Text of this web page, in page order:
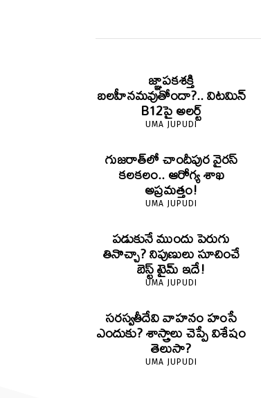
జ్ఞాపకశక్తి
బలహీనమవుతోందా?.. విటమిన్
B12పై అలర్ట్
UMA JUPUDI
గుజరాత్‌లో చాందీపుర వైరస్
కలకలం.. ఆరోగ్య శాఖ
అప్రమత్తం!
UMA JUPUDI
పడుకునే ముందు పెరుగు
తినొచ్చా? నిపుణులు సూచించే
బెస్ట్ టైమ్ ఇదే!
UMA JUPUDI
సరస్వతీదేవి వాహనం హంసే
ఎందుకు? శాస్త్రాలు చెప్పే విశేషం
తెలుసా?
UMA JUPUDI